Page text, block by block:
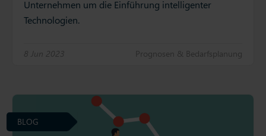
Unternehmen um die Einführung intelligenter
Technologien.
8 Jun 2023 Prognosen & Bedarfsplanung
BLOG